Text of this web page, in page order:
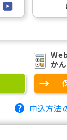
か
申込方法